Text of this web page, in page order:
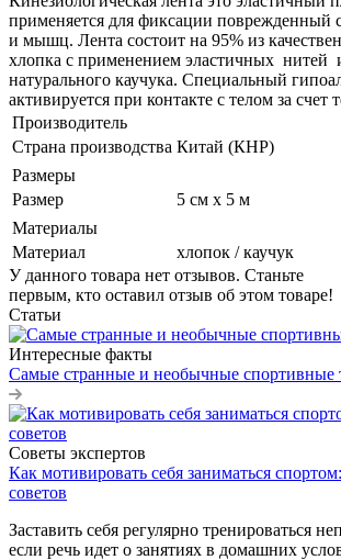
применяется для фиксации поврежденный
и мышц. Лента состоит на 95% из
хлопка с применением эластичных нитей
натурального каучука. Специальный
активируется при контакте с телом за счет
Производитель
Страна производства Китай (КНР)
Размеры
Размер
5 см х 5 м
Материалы
Материал
хлопок / каучук
У данного товара нет отзывов. Станьте
первым, кто оставил отзыв об этом товаре!
Статьи
Интересные факты
Самые странные и необычные спортивные
Советы экспертов
Как мотивировать себя заниматься
советов
Заставить себя регулярно тренироваться
если речь идет о занятиях в домашних